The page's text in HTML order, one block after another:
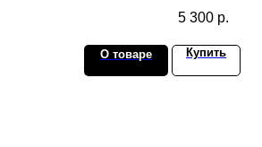
5 300 р.
О товаре Купить